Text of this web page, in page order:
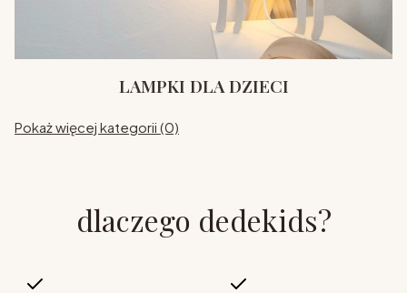
LAMPKI DLA DZIECI
Pokaż więcej kategorii (0)
dlaczego dedekids?